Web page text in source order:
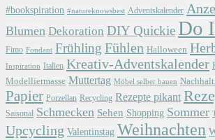
#bookspiration #natureknowsbest Adventskalender
Blumen Dekoration DIY Quickie Do
Fimo Fondant Frühling Fühlen Halloween
Inspiration Italien Kreativ-Adventskalender
Modelliermasse Muttertag Möbel selber bauen
Papier Porzellan Recycling Rezepte pikant
Saisonal Schmecken Sehen Shopping Sommer
Upcycling Valentinstag Weihnachten